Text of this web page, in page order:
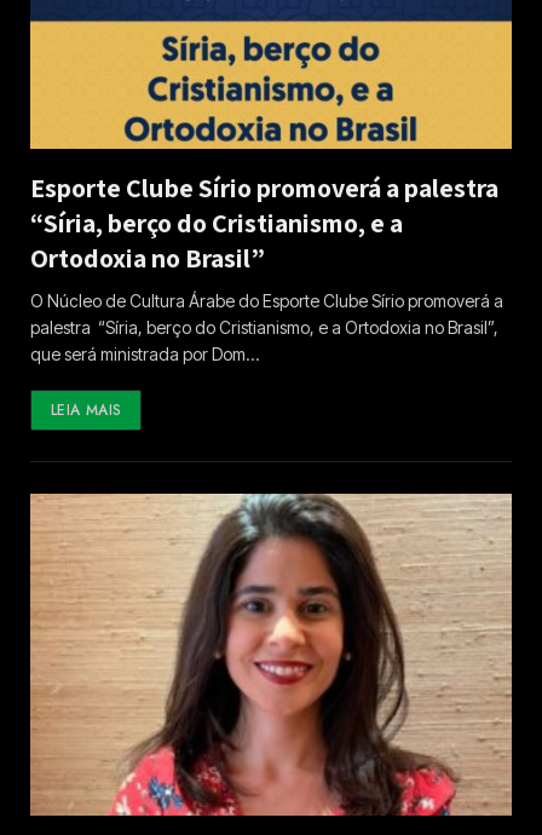
Esporte Clube Sírio promoverá a palestra
“Síria, berço do Cristianismo, e a
Ortodoxia no Brasil”
O Núcleo de Cultura Árabe do Esporte Clube Sírio promoverá a
palestra “Síria, berço do Cristianismo, e a Ortodoxia no Brasil”,
que será ministrada por Dom…
LEIA MAIS